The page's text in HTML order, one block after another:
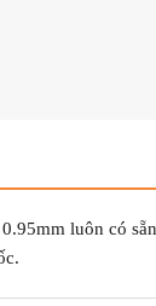
luôn có